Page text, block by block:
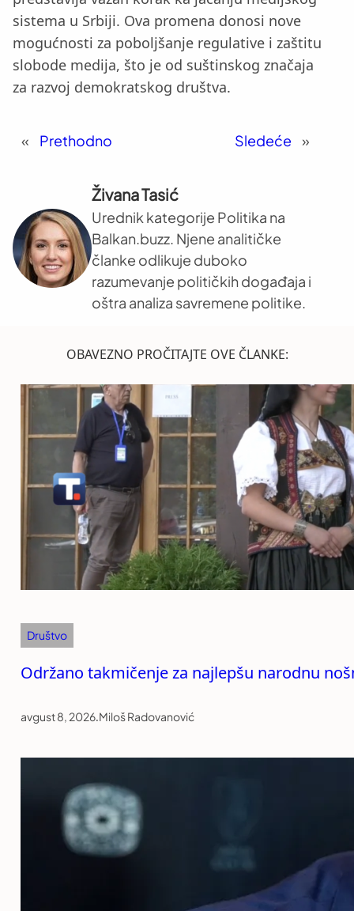
sistema u Srbiji. Ova promena donosi nove
mogućnosti za poboljšanje regulative i zaštitu
slobode medija, što je od suštinskog značaja
za razvoj demokratskog društva.
« Prethodno Sledeće »
Živana Tasić
Urednik kategorije Politika na
Balkan.buzz. Njene analitičke
članke odlikuje duboko
razumevanje političkih događaja i
oštra analiza savremene politike.
OBAVEZNO PROČITAJTE OVE ČLANKE:
Društvo
Održano takmičenje za najlepšu narodnu
avgust 8, 2026.Miloš Radovanović